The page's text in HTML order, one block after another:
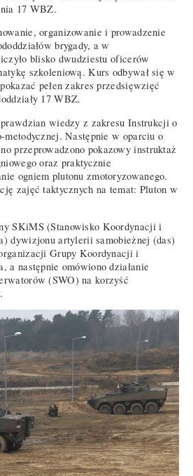
17 WBZ.
organizowanie i prowadzenie
brygady, a w
blisko dwudziestu oficerów
szkoleniową. Kurs odbywał się w
pełen zakres przedsięwzięć
17 WBZ.
wiedzy z zakresu Instrukcji o
metodycznej. Następnie w oparciu o
przeprowadzono pokazowy instruktaż
oraz praktycznie
ogniem plutonu zmotoryzowanego.
zajęć taktycznych na temat: Pluton w
SKiMS (Stanowisko Koordynacji i
dywizjonu artylerii samobieżnej (das)
Grupy Koordynacji i
a następnie omówiono działanie
(SWO) na korzyść